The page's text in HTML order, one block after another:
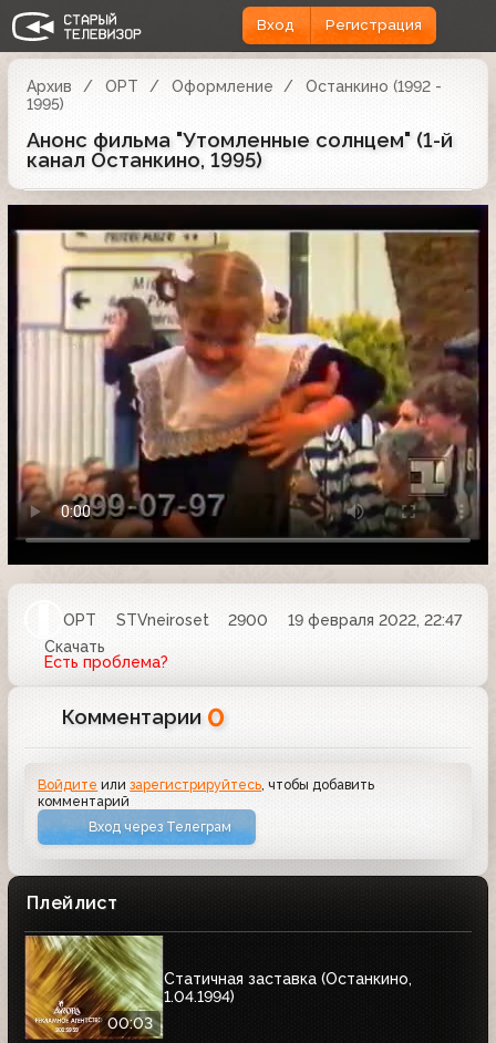
Вход Регистрация
Архив ОРТ Оформление
Останкино (1992 -
1995)
Анонс фильма "Утомленные солнцем" (1-й
канал Останкино, 1995)
ОРТ STVneiroset 2900
19 февраля 2022, 22:47
Скачать
Есть проблема?
Комментарии 0
Войдите илизарегистрируйтесь, чтобы добавить
комментарий
Вход через Телеграм
Плейлист
00:03
Статичная заставка (Останкино,
1.04.1994)